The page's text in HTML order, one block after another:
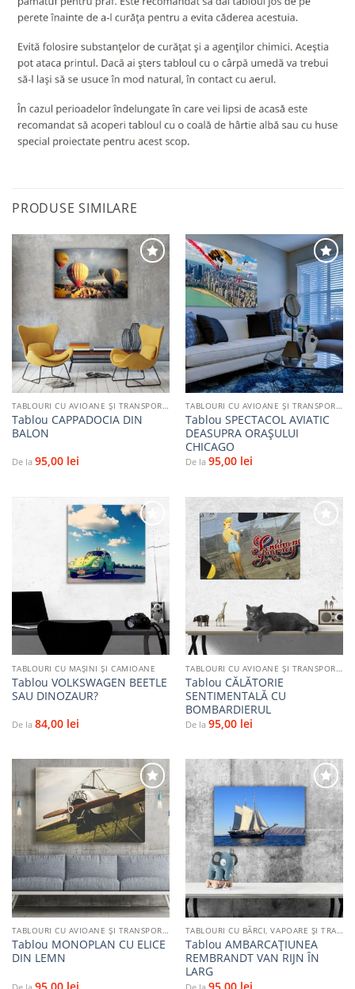
PRODUSE SIMILARE
Adaugă
favorite
TABLOURI CU AVIOANE ȘI TRANSPORT AERIAN
Tablou CAPPADOCIA DIN
BALON
De la 95,00 lei
Adaugă
la
favorite
TABLOURI CU AVIOANE ȘI TRANSPORT AERIAN
Tablou SPECTACOL AVIATIC
DEASUPRA ORAȘULUI
CHICAGO
De la 95,00 lei
Adaugă
la
favorite
TABLOURI CU MAŞINI ŞI CAMIOANE
Tablou VOLKSWAGEN BEETLE
SAU DINOZAUR?
De la 84,00 lei
TABLOURI CU AVIOANE ȘI TRANSPORT AERIAN
Tablou CĂLĂTORIE
SENTIMENTALĂ CU
BOMBARDIERUL
De la 95,00 lei
Adaugă
la
favorite
TABLOURI CU AVIOANE ȘI TRANSPORT AERIAN
Tablou MONOPLAN CU ELICE
DIN LEMN
De la 95,00 lei
Adaugă
la
favorite
TABLOURI CU BĂRCI, VAPOARE ȘI TRANSPORT PE APĂ
Tablou AMBARCAȚIUNEA
REMBRANDT VAN RIJN ÎN
LARG
De la 95,00 lei